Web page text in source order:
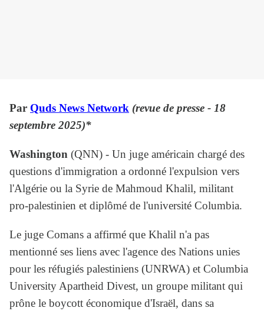
Par Quds News Network (revue de presse - 18
septembre 2025)*
Washington (QNN) - Un juge américain chargé des
questions d'immigration a ordonné l'expulsion vers
l'Algérie ou la Syrie de Mahmoud Khalil, militant
pro-palestinien et diplômé de l'université Columbia.
Le juge Comans a affirmé que Khalil n'a pas
mentionné ses liens avec l'agence des Nations unies
pour les réfugiés palestiniens (UNRWA) et Columbia
University Apartheid Divest, un groupe militant qui
prône le boycott économique d'Israël, dans sa